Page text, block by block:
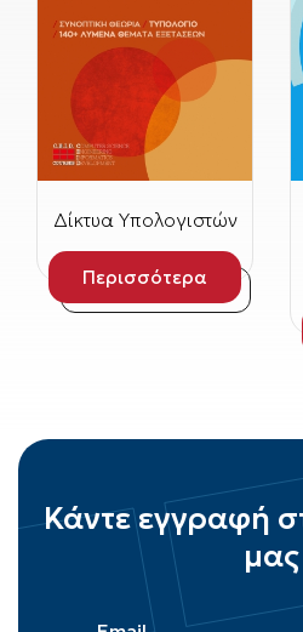
Δίκτυα Υπολογιστών
Περισσότερα
Κάντε εγγραφή
μας